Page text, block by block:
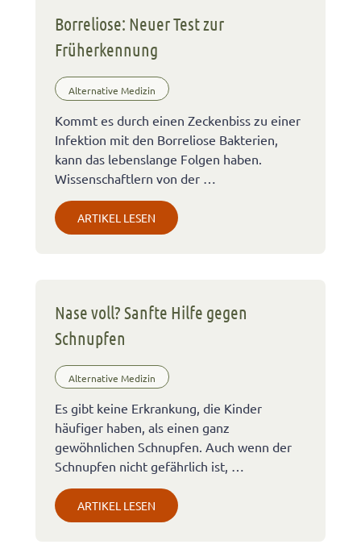
Borreliose: Neuer Test zur
Früherkennung
Alternative Medizin
Kommt es durch einen Zeckenbiss zu einer
Infektion mit den Borreliose Bakterien,
kann das lebenslange Folgen haben.
Wissenschaftlern von der …
ARTIKEL LESEN
Nase voll? Sanfte Hilfe gegen
Schnupfen
Alternative Medizin
Es gibt keine Erkrankung, die Kinder
häufiger haben, als einen ganz
gewöhnlichen Schnupfen. Auch wenn der
Schnupfen nicht gefährlich ist, …
ARTIKEL LESEN